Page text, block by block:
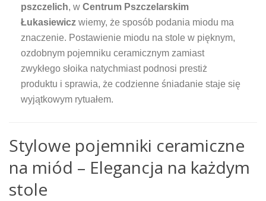
pszczelich, w Centrum Pszczelarskim
Łukasiewicz wiemy, że sposób podania miodu ma
znaczenie. Postawienie miodu na stole w pięknym,
ozdobnym pojemniku ceramicznym zamiast
zwykłego słoika natychmiast podnosi prestiż
produktu i sprawia, że codzienne śniadanie staje się
wyjątkowym rytuałem.
Stylowe pojemniki ceramiczne
na miód – Elegancja na każdym
stole